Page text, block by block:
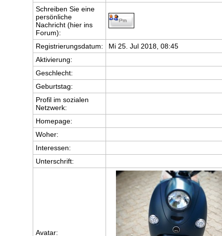
Schreiben Sie eine
persönliche
Nachricht (hier ins
Forum):
Registrierungsdatum:
Mi 25. Jul 2018, 08:45
Aktivierung:
Geschlecht:
Geburtstag:
Profil im sozialen
Netzwerk:
Homepage:
Woher:
Interessen:
Unterschrift:
Avatar: